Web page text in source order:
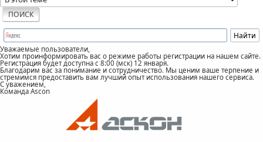
Уважаемые пользователи,
Хотим проинформировать вас о режиме работы регистрации на нашем сайте.
Регистрация будет доступна с 8:00 (мск) 12 января.
Благодарим вас за понимание и сотрудничество. Мы ценим ваше терпение и
стремимся предоставить вам лучший опыт использования нашего сервиса.
С уважением,
Команда Ascon